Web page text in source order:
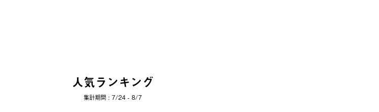
人気ランキング
集計期間 : 7/24 - 8/7